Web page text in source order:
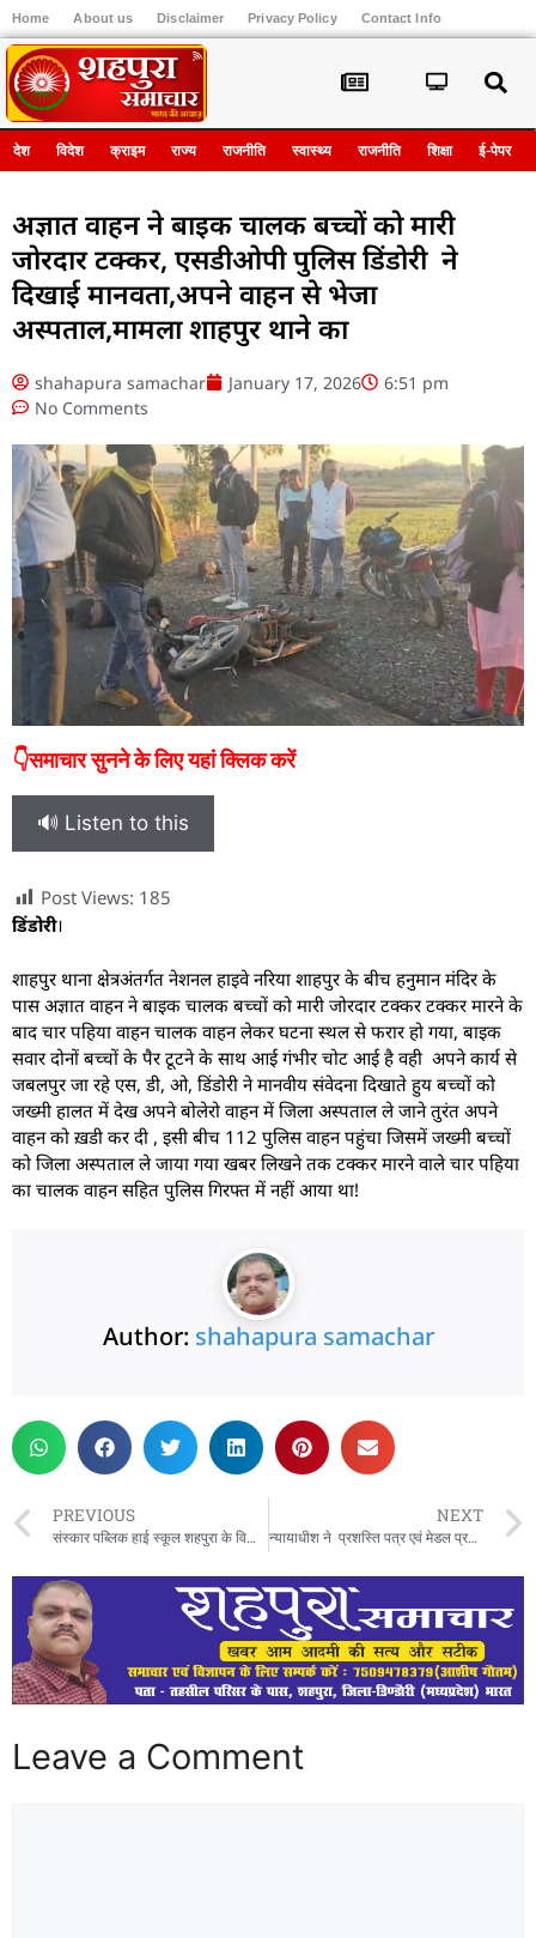
Home About us Disclaimer Privacy Policy Contact Info
देश विदेश क्राइम राज्य राजनीति स्वास्थ्य राजनीति शिक्षा ई-पेपर
अज्ञात वाहन ने बाइक चालक बच्चों को मारी
जोरदार टक्कर, एसडीओपी पुलिस डिंडोरी ने
दिखाई मानवता,अपने वाहन से भेजा
अस्पताल,मामला शाहपुर थाने का
shahapura samachar January 17, 2026
6:51 pm
No Comments
👇समाचार सुनने के लिए यहां क्लिक करें
🔊 Listen to this
Post Views: 185
डिंडोरी।
शाहपुर थाना क्षेत्रअंतर्गत नेशनल हाइवे नरिया शाहपुर के बीच हनुमान मंदिर के
पास अज्ञात वाहन ने बाइक चालक बच्चों को मारी जोरदार टक्कर टक्कर मारने के
बाद चार पहिया वाहन चालक वाहन लेकर घटना स्थल से फरार हो गया, बाइक
सवार दोनों बच्चों के पैर टूटने के साथ आई गंभीर चोट आई है वही अपने कार्य से
जबलपुर जा रहे एस, डी, ओ, डिंडोरी ने मानवीय संवेदना दिखाते हुय बच्चों को
जख्मी हालत में देख अपने बोलेरो वाहन में जिला अस्पताल ले जाने तुरंत अपने
वाहन को ख़डी कर दी , इसी बीच 112 पुलिस वाहन पहुंचा जिसमें जख्मी बच्चों
को जिला अस्पताल ले जाया गया खबर लिखने तक टक्कर मारने वाले चार पहिया
का चालक वाहन सहित पुलिस गिरफ्त में नहीं आया था!
Author: shahapura samachar
PREVIOUS
संस्कार पब्लिक हाई स्कूल शहपुरा के विद्यार्थियों का शैक्षणिक थाना भ्रमण, पुलिस से संवाद कर कानून व अपराध संबंधी जानकारी प्राप्त की
NEXT
न्यायाधीश ने प्रशस्ति पत्र एवं मेडल प्रदान किए ,न्यायोत्सव विधिक सेवा सप्ताह अंतर्गत चित्रकला प्रतियोगिता मे संस्कार स्कूल के छात्र छात्राओं को
Leave a Comment